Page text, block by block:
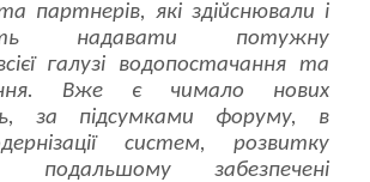
партнерів, які здійснювали і
надавати потужну
галузі водопостачання та
Вже є чимало нових
за підсумками форуму, в
систем, розвитку
подальшому забезпечені